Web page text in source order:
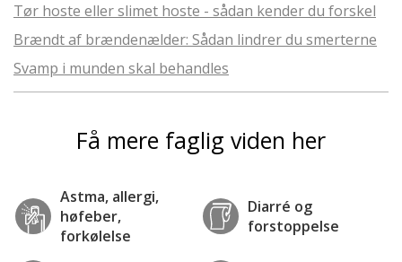
Tør hoste eller slimet hoste - sådan kender du forskel
Brændt af brændenælder: Sådan lindrer du smerterne
Svamp i munden skal behandles
Få mere faglig viden her
Astma, allergi,
høfeber,
forkølelse
Diarré og
forstoppelse